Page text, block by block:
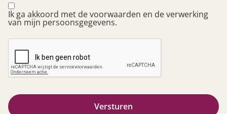
Ik ga akkoord met de voorwaarden en de verwerking
van mijn persoonsgegevens.